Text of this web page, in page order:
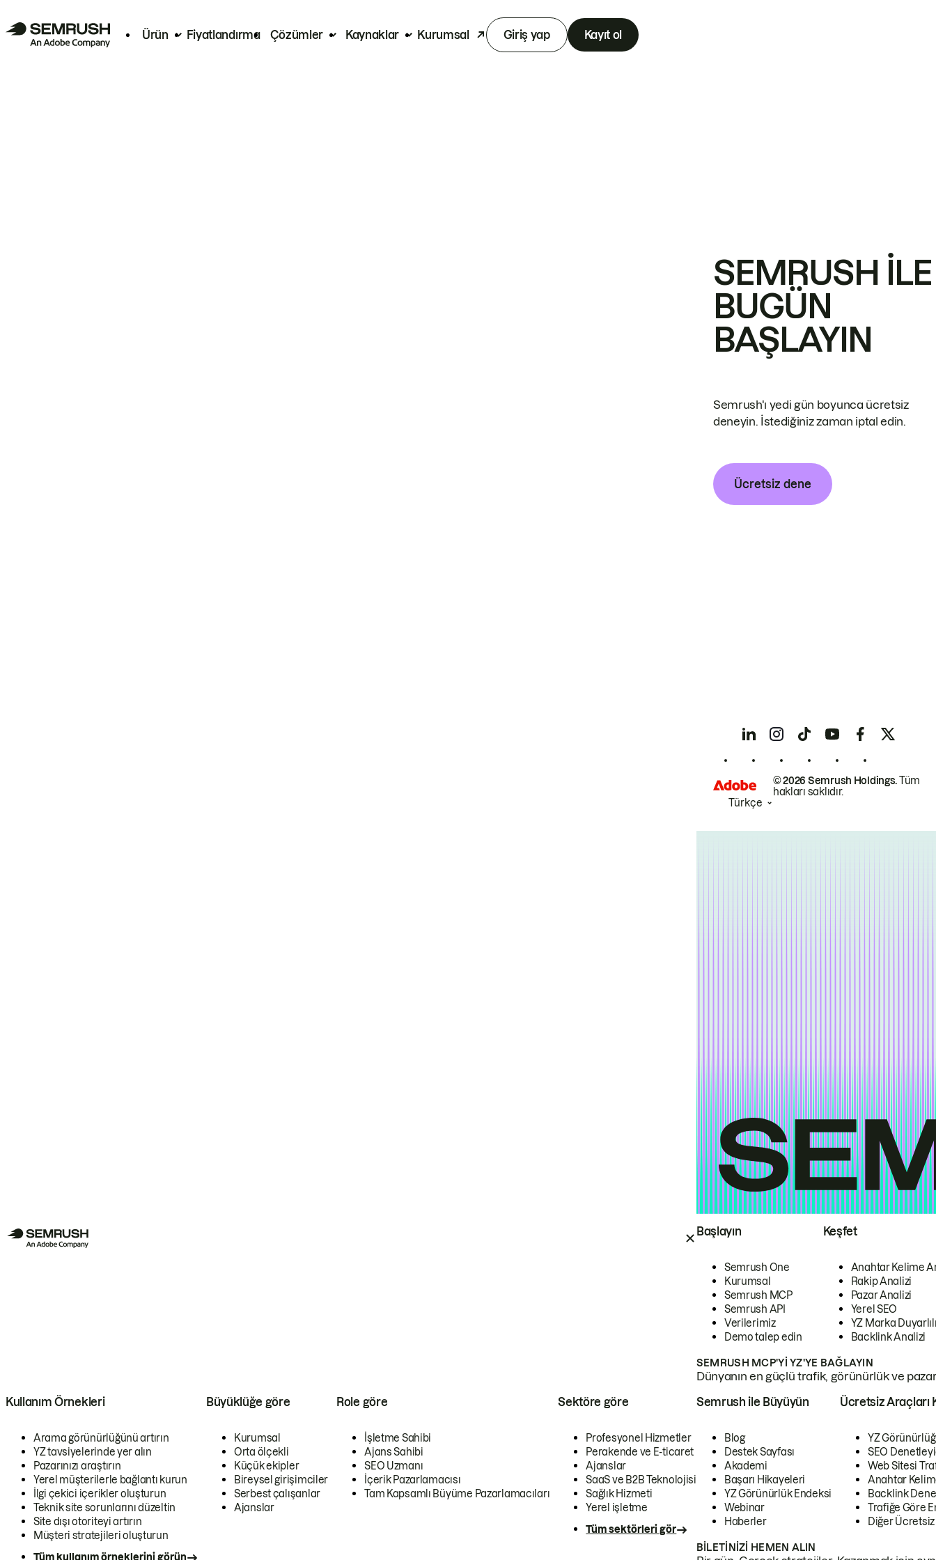
Ürün Fiyatlandırma Çözümler Kaynaklar Kurumsal Giriş yap Kayıt ol
Başlayın
Semrush One
Kurumsal
Semrush MCP
Semrush API
Verilerimiz
Demo talep edin
Keşfet
Anahtar Kelime
Rakip Analizi
Pazar Analizi
Yerel SEO
YZ Marka
Backlink Analizi
SEMRUSH MCP'YI YZ'YE BAĞLAYIN
Dünyanın en güçlü trafik, görünürlük ve
Kullanım Örnekleri
Arama görünürlüğünü artırın
YZ tavsiyelerinde yer alın
Pazarınızı araştırın
Yerel müşterilerle bağlantı kurun
İlgi çekici içerikler oluşturun
Teknik site sorunlarını düzeltin
Site dışı otoriteyi artırın
Müşteri stratejileri oluşturun
Tüm kullanım örneklerini görün
Büyüklüğe göre
Kurumsal
Orta ölçekli
Küçük ekipler
Bireysel girişimciler
Serbest çalışanlar
Ajanslar
Role göre
İşletme Sahibi
Ajans Sahibi
SEO Uzmanı
İçerik Pazarlamacısı
Tam Kapsamlı Büyüme Pazarlamacıları
Sektöre göre
Profesyonel Hizmetler
Perakende ve E-ticaret
Ajanslar
SaaS ve B2B Teknolojisi
Sağlık Hizmeti
Yerel işletme
Tüm sektörleri gör
Semrush ile Büyüyün
Blog
Destek Sayfası
Akademi
Başarı Hikayeleri
YZ Görünürlük Endeksi
Webinar
Haberler
Ücretsiz Araçları
YZ
SEO
Web Sitesi
Anahtar
Backlink
Trafiğe Göre
Diğer
BILETINIZI HEMEN ALIN
SEMRUSH ILE
BUGÜN
BAŞLAYIN
Semrush'ı yedi gün boyunca ücretsiz
deneyin. İstediğiniz zaman iptal edin.
Ücretsiz dene
© 2026 Semrush Holdings.Tüm
hakları saklıdır.
Türkçe